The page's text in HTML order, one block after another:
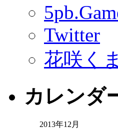
Twitter
花咲く
カレンダ
2013年12月